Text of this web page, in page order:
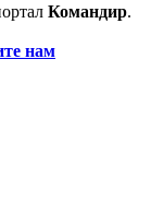
Командир.
нам